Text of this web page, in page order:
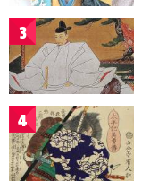
3
4